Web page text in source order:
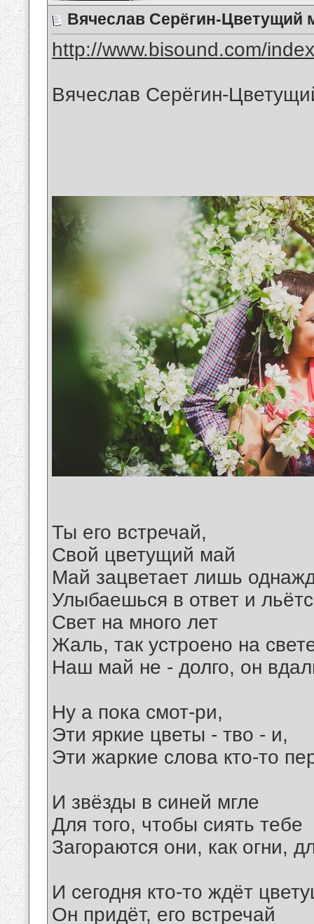
Вячеслав Серёгин-Цветущий
http://www.bisound.com/
Вячеслав Серёгин-
Ты его встречай,
Свой цветущий май
Май зацветает лишь
Улыбаешься в ответ и
Свет на много лет
Жаль, так устроено на
Наш май не - долго, он
Ну а пока смот-ри,
Эти яркие цветы - тво - и,
Эти жаркие слова кто-то
И звёзды в синей мгле
Для того, чтобы сиять тебе
Загораются они, как огни,
И сегодня кто-то ждёт
Он придёт, его встречай